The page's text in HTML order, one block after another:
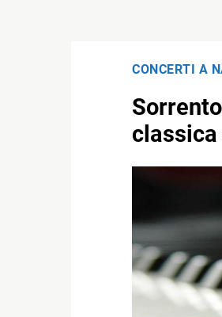
CONCERTI A